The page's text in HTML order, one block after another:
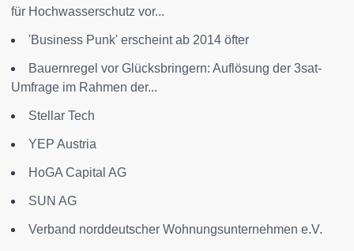
für Hochwasserschutz vor...
'Business Punk' erscheint ab 2014 öfter
Bauernregel vor Glücksbringern: Auflösung der 3sat-
Umfrage im Rahmen der...
Stellar Tech
YEP Austria
HoGA Capital AG
SUN AG
Verband norddeutscher Wohnungsunternehmen e.V.